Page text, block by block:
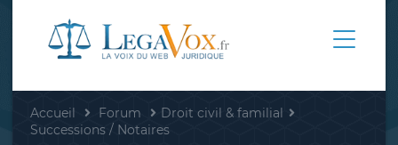
Accueil Forum
Droit civil & familial
Successions / Notaires